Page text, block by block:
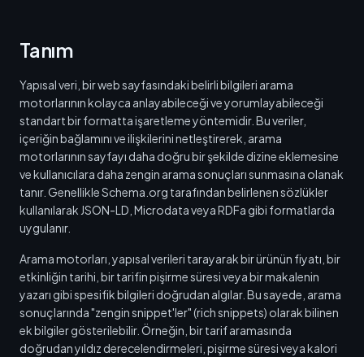
Tanım
Yapısal veri, bir web sayfasındaki belirli bilgileri arama
motorlarının kolayca anlayabileceği ve yorumlayabileceği
standart bir formatta işaretleme yöntemidir. Bu veriler,
içeriğin bağlamını ve ilişkilerini netleştirerek, arama
motorlarının sayfayı daha doğru bir şekilde dizine eklemesine
ve kullanıcılara daha zengin arama sonuçları sunmasına olanak
tanır. Genellikle Schema.org tarafından belirlenen sözlükler
kullanılarak JSON-LD, Microdata veya RDFa gibi formatlarda
uygulanır.
Arama motorları, yapısal verileri tarayarak bir ürünün fiyatı, bir
etkinliğin tarihi, bir tarifin pişirme süresi veya bir makalenin
yazarı gibi spesifik bilgileri doğrudan algılar. Bu sayede, arama
sonuçlarında "zengin snippet'ler" (rich snippets) olarak bilinen
ek bilgiler gösterilebilir. Örneğin, bir tarif aramasında
doğrudan yıldız derecelendirmeleri, pişirme süresi veya kalori